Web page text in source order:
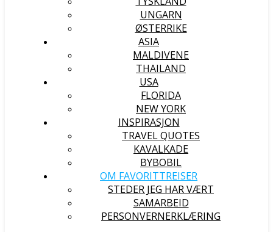
UNGARN
ØSTERRIKE
ASIA
MALDIVENE
THAILAND
USA
FLORIDA
NEW YORK
INSPIRASJON
TRAVEL QUOTES
KAVALKADE
BYBOBIL
OM FAVORITTREISER
STEDER JEG HAR VÆRT
SAMARBEID
PERSONVERNERKLÆRING